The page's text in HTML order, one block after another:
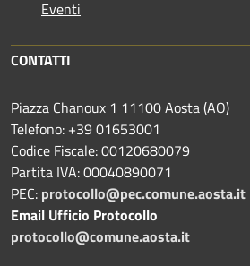
Eventi
CONTATTI
Piazza Chanoux 1 11100 Aosta (AO)
Telefono: +39 01653001
Codice Fiscale: 00120680079
Partita IVA: 00040890071
PEC: protocollo@pec.comune.aosta.it
Email Ufficio Protocollo
protocollo@comune.aosta.it